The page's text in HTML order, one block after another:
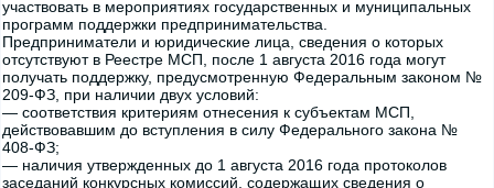
участвовать в мероприятиях государственных и муниципальных
программ поддержки предпринимательства.
Предприниматели и юридические лица, сведения о которых
отсутствуют в Реестре МСП, после 1 августа 2016 года могут
получать поддержку, предусмотренную Федеральным законом №
209-ФЗ, при наличии двух условий:
— соответствия критериям отнесения к субъектам МСП,
действовавшим до вступления в силу Федерального закона №
408-ФЗ;
— наличия утвержденных до 1 августа 2016 года протоколов
заседаний конкурсных комиссий, содержащих сведения о